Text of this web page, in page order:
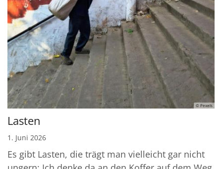
© Pexels
Lasten
1. Juni 2026
Es gibt Lasten, die trägt man vielleicht gar nicht